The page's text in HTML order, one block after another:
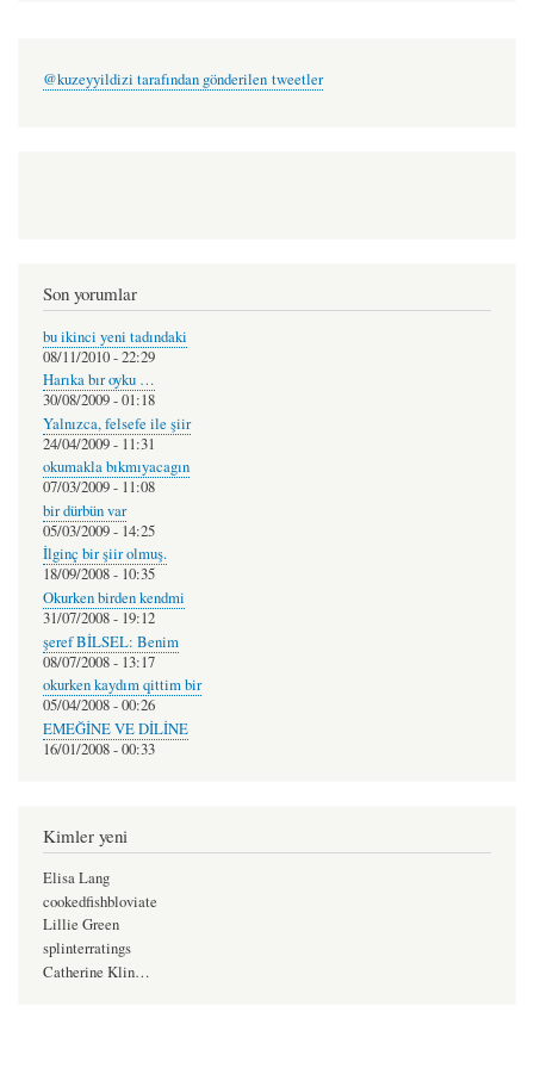
@kuzeyyildizi tarafından gönderilen tweetler
Son yorumlar
bu ikinci yeni tadındaki
08/11/2010 - 22:29
Harıka bır oyku …
30/08/2009 - 01:18
Yalnızca, felsefe ile şiir
24/04/2009 - 11:31
okumakla bıkmıyacagın
07/03/2009 - 11:08
bir dürbün var
05/03/2009 - 14:25
İlginç bir şiir olmuş.
18/09/2008 - 10:35
Okurken birden kendmi
31/07/2008 - 19:12
şeref BİLSEL: Benim
08/07/2008 - 13:17
okurken kaydım qittim bir
05/04/2008 - 00:26
EMEĞİNE VE DİLİNE
16/01/2008 - 00:33
Kimler yeni
Elisa Lang
cookedfishbloviate
Lillie Green
splinterratings
Catherine Klin…